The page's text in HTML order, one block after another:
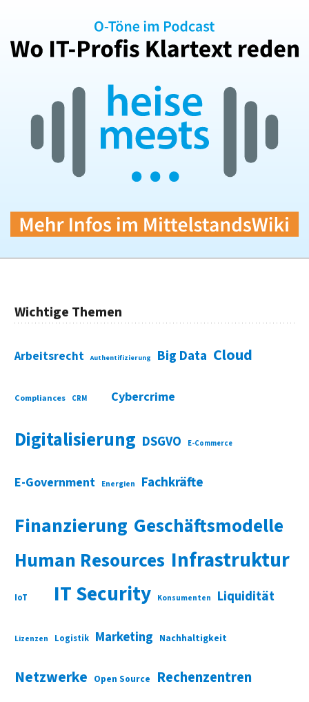
Wichtige Themen
Arbeitsrecht Authentifizierung Big Data Cloud
Compliances CRM Cybercrime
Digitalisierung DSGVO E-Commerce
E-Government Energien Fachkräfte
Finanzierung Geschäftsmodelle
Human Resources Infrastruktur
IoT IT Security Konsumenten Liquidität
Lizenzen Logistik Marketing Nachhaltigkeit
Netzwerke Open Source Rechenzentren